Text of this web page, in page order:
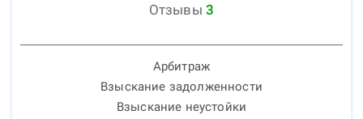
Отзывы 3
Арбитраж
Взыскание задолженности
Взыскание неустойки